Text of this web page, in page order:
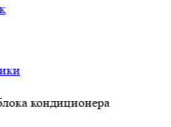
кондиционера